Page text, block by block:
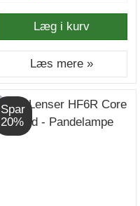
Læg i kurv
Læs mere »
Spar
20%